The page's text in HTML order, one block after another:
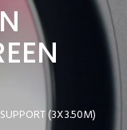
(3X3.50M)